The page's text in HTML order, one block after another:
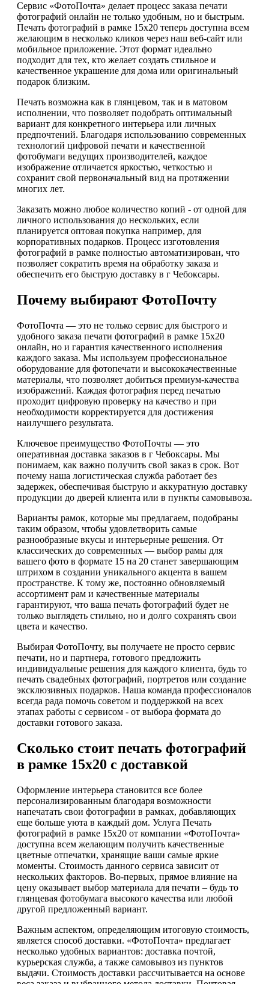
Сервис «ФотоПочта» делает процесс заказа печати
фотографий онлайн не только удобным, но и быстрым.
Печать фотографий в рамке 15х20 теперь доступна всем
желающим в несколько кликов через наш веб-сайт или
мобильное приложение. Этот формат идеально
подходит для тех, кто желает создать стильное и
качественное украшение для дома или оригинальный
подарок близким.
Печать возможна как в глянцевом, так и в матовом
исполнении, что позволяет подобрать оптимальный
вариант для конкретного интерьера или личных
предпочтений. Благодаря использованию современных
технологий цифровой печати и качественной
фотобумаги ведущих производителей, каждое
изображение отличается яркостью, четкостью и
сохранит свой первоначальный вид на протяжении
многих лет.
Заказать можно любое количество копий - от одной для
личного использования до нескольких, если
планируется оптовая покупка например, для
корпоративных подарков. Процесс изготовления
фотографий в рамке полностью автоматизирован, что
позволяет сократить время на обработку заказа и
обеспечить его быструю доставку в г Чебоксары.
Почему выбирают ФотоПочту
ФотоПочта — это не только сервис для быстрого и
удобного заказа печати фотографий в рамке 15х20
онлайн, но и гарантия качественного исполнения
каждого заказа. Мы используем профессиональное
оборудование для фотопечати и высококачественные
материалы, что позволяет добиться премиум-качества
изображений. Каждая фотография перед печатью
проходит цифровую проверку на качество и при
необходимости корректируется для достижения
наилучшего результата.
Ключевое преимущество ФотоПочты — это
оперативная доставка заказов в г Чебоксары. Мы
понимаем, как важно получить свой заказ в срок. Вот
почему наша логистическая служба работает без
задержек, обеспечивая быструю и аккуратную доставку
продукции до дверей клиента или в пункты самовывоза.
Варианты рамок, которые мы предлагаем, подобраны
таким образом, чтобы удовлетворить самые
разнообразные вкусы и интерьерные решения. От
классических до современных — выбор рамы для
вашего фото в формате 15 на 20 станет завершающим
штрихом в создании уникального акцента в вашем
пространстве. К тому же, постоянно обновляемый
ассортимент рам и качественные материалы
гарантируют, что ваша печать фотографий будет не
только выглядеть стильно, но и долго сохранять свои
цвета и качество.
Выбирая ФотоПочту, вы получаете не просто сервис
печати, но и партнера, готового предложить
индивидуальные решения для каждого клиента, будь то
печать свадебных фотографий, портретов или создание
эксклюзивных подарков. Наша команда профессионалов
всегда рада помочь советом и поддержкой на всех
этапах работы с сервисом - от выбора формата до
доставки готового заказа.
Сколько стоит печать фотографий
в рамке 15х20 с доставкой
Оформление интерьера становится все более
персонализированным благодаря возможности
напечатать свои фотографии в рамках, добавляющих
еще больше уюта в каждый дом. Услуга Печать
фотографий в рамке 15х20 от компании «ФотоПочта»
доступна всем желающим получить качественные
цветные отпечатки, хранящие ваши самые яркие
моменты. Стоимость данного сервиса зависит от
нескольких факторов. Во-первых, прямое влияние на
цену оказывает выбор материала для печати – будь то
глянцевая фотобумага высокого качества или любой
другой предложенный вариант.
Важным аспектом, определяющим итоговую стоимость,
является способ доставки. «ФотоПочта» предлагает
несколько удобных вариантов: доставка почтой,
курьерская служба, а также самовывоз из пунктов
выдачи. Стоимость доставки рассчитывается на основе